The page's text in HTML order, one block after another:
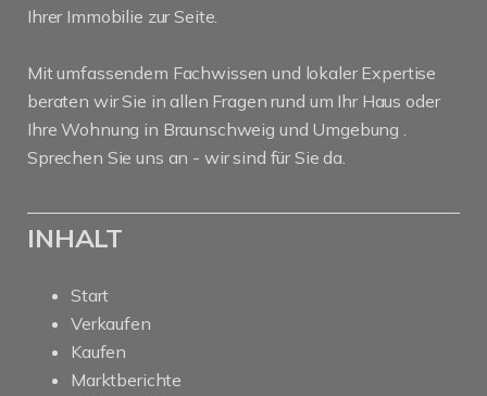
Ihrer Immobilie zur Seite.
Mit umfassendem Fachwissen und lokaler Expertise
beraten wir Sie in allen Fragen rund um Ihr Haus oder
Ihre Wohnung in Braunschweig und Umgebung .
Sprechen Sie uns an - wir sind für Sie da.
INHALT
Start
Verkaufen
Kaufen
Marktberichte